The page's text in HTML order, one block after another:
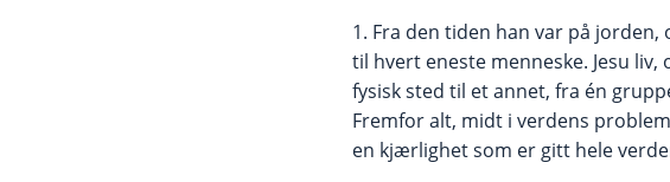
1. Fra den tiden han var på
til hvert eneste menneske. Jesu
fysisk sted til et annet, fra én
Fremfor alt, midt i verdens
en kjærlighet som er gitt hele